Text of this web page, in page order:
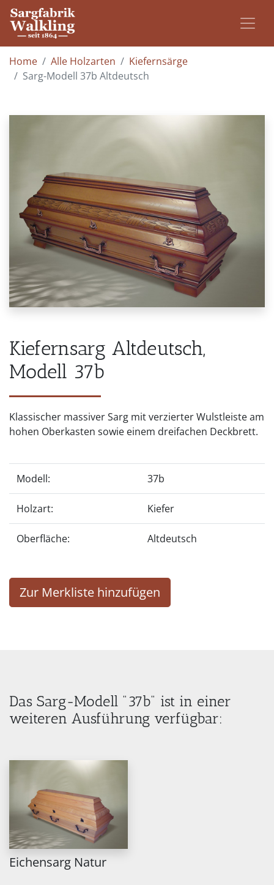
Home Alle Holzarten
Kiefernsärge
Sarg-Modell 37b Altdeutsch
Kiefernsarg Altdeutsch,
Modell 37b
Klassischer massiver Sarg mit verzierter Wulstleiste am
hohen Oberkasten sowie einem dreifachen Deckbrett.
Modell: 37b
Holzart: Kiefer
Oberfläche: Altdeutsch
Zur Merkliste hinzufügen
Das Sarg-Modell "37b" ist in einer
weiteren Ausführung verfügbar:
Eichensarg Natur